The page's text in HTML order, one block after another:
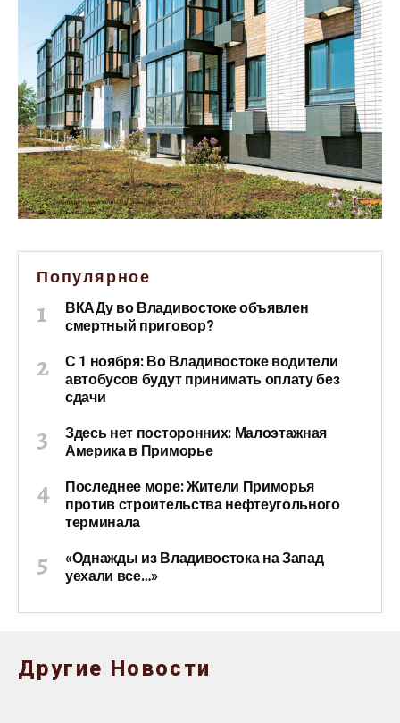
Популярное
ВКАДу во Владивостоке объявлен
смертный приговор?
С 1 ноября: Во Владивостоке водители
автобусов будут принимать оплату без
сдачи
Здесь нет посторонних: Малоэтажная
Америка в Приморье
Последнее море: Жители Приморья
против строительства нефтеугольного
терминала
«Однажды из Владивостока на Запад
уехали все…»
Другие Новости